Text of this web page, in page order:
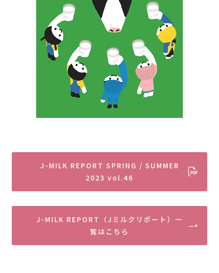
J-MILK REPORT SPRING / SUMMER
2023 vol.46
J-MILK REPORT（Jミルクリポート）一
覧はこちら